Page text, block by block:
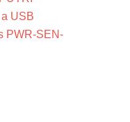
USB
PWR-SEN-